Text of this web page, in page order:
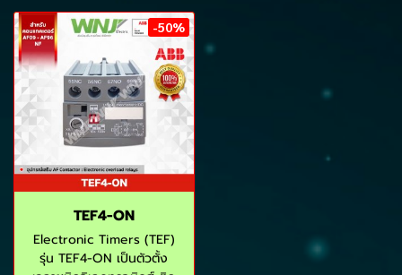
-50%
TEF4-ON
Electronic Timers (TEF)
รุ่น TEF4-ON เป็นตัวตั้ง